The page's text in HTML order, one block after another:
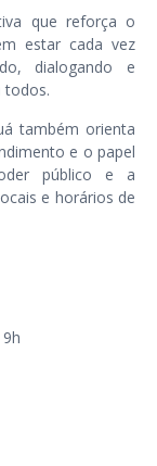
que reforça o
estar cada vez
dialogando e
todos.
também orienta
e o papel
público e a
e horários de